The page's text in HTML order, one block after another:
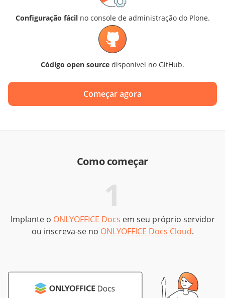
Configuração fácilno console de administração do Plone.
Código open source disponível no GitHub.
Começar agora
Como começar
1
Implante o ONLYOFFICE Docs em seu próprio servidor
ou inscreva-se no ONLYOFFICE Docs Cloud.